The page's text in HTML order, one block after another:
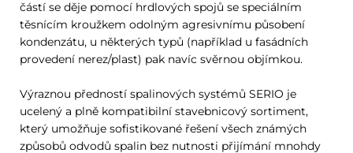
částí se děje pomocí hrdlových spojů se speciálním
těsnícím kroužkem odolným agresivnímu působení
kondenzátu, u některých typů (například u fasádních
provedení nerez/plast) pak navíc svěrnou objímkou.
Výraznou předností spalinových systémů SERIO je
ucelený a plně kompatibilní stavebnicový sortiment,
který umožňuje sofistikované řešení všech známých
způsobů odvodů spalin bez nutnosti přijímání mnohdy